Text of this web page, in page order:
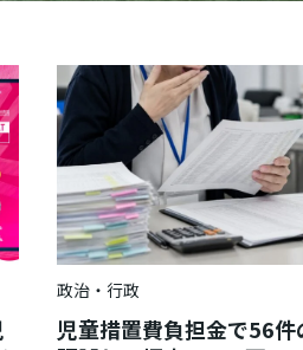
政治・行政
児童措置費負担金で56